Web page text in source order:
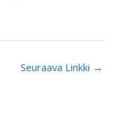
Seuraava Linkki →